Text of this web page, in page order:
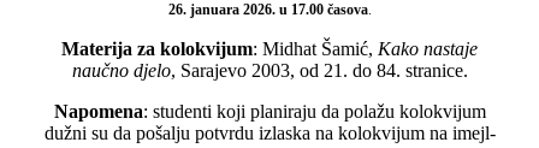
26. januara 2026. u 17.00 časova.
Materija za kolokvijum: Midhat Šamić, Kako nastaje
naučno djelo, Sarajevo 2003, od 21. do 84. stranice.
Napomena: studenti koji planiraju da polažu kolokvijum
dužni su da pošalju potvrdu izlaska na kolokvijum na imejl-